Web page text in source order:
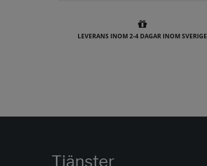
LEVERANS INOM 2-4 DAGAR INOM SVERIGE
Tjänster